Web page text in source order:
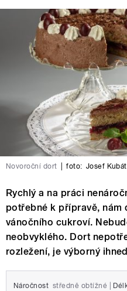
Novoroční dort foto: Josef Kubát
Rychlý a na práci
potřebné k přípravě, nám
vánočního cukroví.
neobvyklého. Dort
rozležení, je výborný
Náročnost středně obtížné